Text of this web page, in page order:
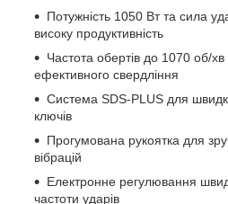
Потужність 1050 Вт та сила
високу продуктивність
Частота обертів до 1070 об/
ефективного свердління
Система SDS-PLUS для
ключів
Прогумована рукоятка для
вібрацій
Електронне регулювання
частоти ударів